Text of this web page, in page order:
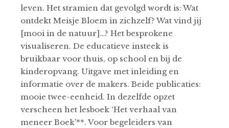
leven. Het stramien dat gevolgd wordt is: Wat
ontdekt Meisje Bloem in zichzelf? Wat vind jij
[mooi in de natuur]…? Het besprokene
visualiseren. De educatieve insteek is
bruikbaar voor thuis, op school en bij de
kinderopvang. Uitgave met inleiding en
informatie over de makers. Beide publicaties:
mooie twee-eenheid. In dezelfde opzet
verscheen het lesboek ‘Het verhaal van
meneer Boek’**. Voor begeleiders van